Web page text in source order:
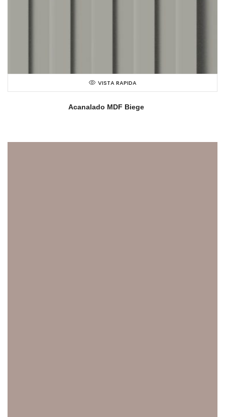
VISTA RAPIDA
Acanalado MDF Biege